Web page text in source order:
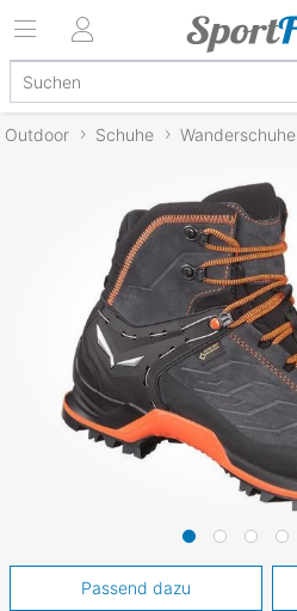
Outdoor Schuhe Wanderschuhe
Passend dazu